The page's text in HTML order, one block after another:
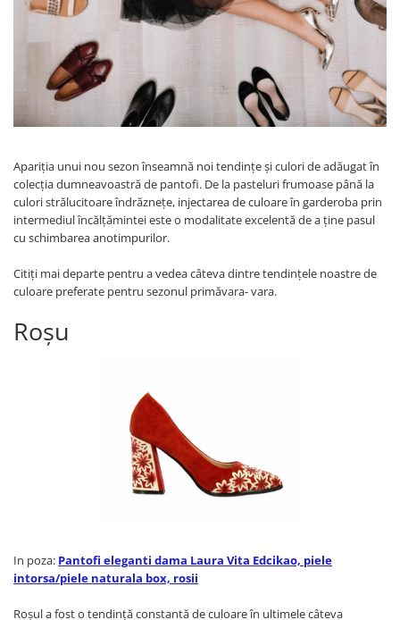
MOCASINI SI BALERINI
PANTOFI CASUAL
PANTOFI SPORT SI TENISI
PANTOFI ELEGANTI
SANDALE
BOTINE SI GHETE
CIZME
PALARII
SANDALE
CASUAL
DE SEARA
ELEGANT
PAPUCI, SABOTI
SABOTI
BOTINE SI GHETE
BOCANCI
CASUAL
ELEGANT
OFFICE
CIZME
TAMARIS
Apariția unui nou sezon înseamnă noi tendințe și culori de adăugat în
colecția dumneavoastră de pantofi. De la pasteluri frumoase până la
culori strălucitoare îndrăznețe, injectarea de culoare în garderoba prin
intermediul încălțămintei este o modalitate excelentă de a ține pasul
cu schimbarea anotimpurilor.
Citiți mai departe pentru a vedea câteva dintre tendințele noastre de
culoare preferate pentru sezonul primăvara- vara.
Roşu
In poza: Pantofi eleganti dama Laura Vita Edcikao, piele
intorsa/piele naturala box, rosii
Roșul a fost o tendință constantă de culoare în ultimele câteva